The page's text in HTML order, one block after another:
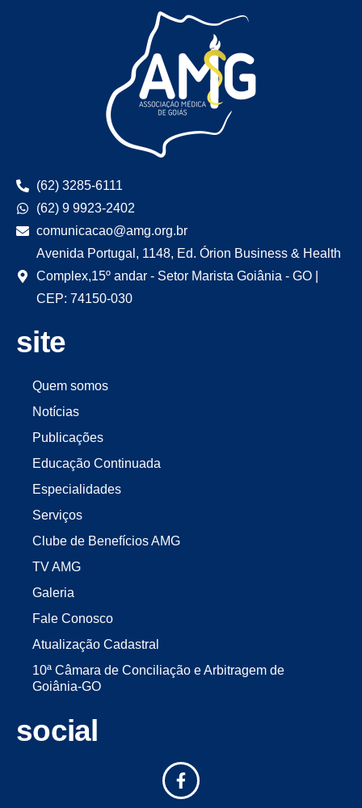
(62) 3285-6111
(62) 9 9923-2402
comunicacao@amg.org.br
Avenida Portugal, 1148, Ed. Órion Business & Health
Complex,15º andar - Setor Marista Goiânia - GO |
CEP: 74150-030
site
Quem somos
Notícias
Publicações
Educação Continuada
Especialidades
Serviços
Clube de Benefícios AMG
TV AMG
Galeria
Fale Conosco
Atualização Cadastral
10ª Câmara de Conciliação e Arbitragem de
Goiânia-GO
social